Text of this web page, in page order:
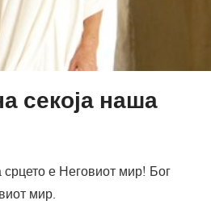
секоја наша
е Неговиот мир! Бог
мир.